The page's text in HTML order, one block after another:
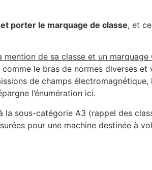
porter le marquage de classe, et
mention de sa classe et un marquage
le bras de normes diverses et
de champs électromagnétique,
l’énumération ici.
la sous-catégorie A3 (rappel des
pour une machine destinée à